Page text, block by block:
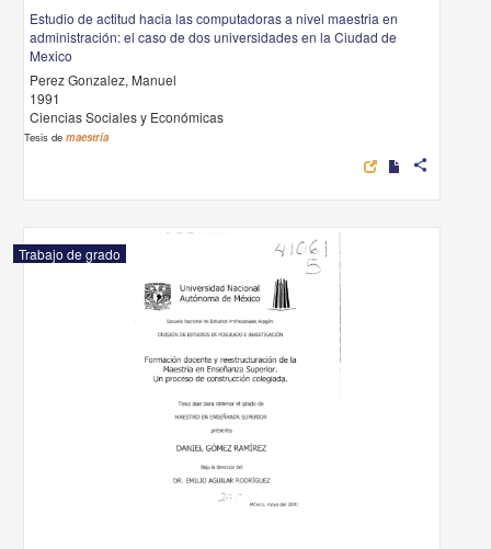
Estudio de actitud hacia las computadoras a nivel maestria en
administración: el caso de dos universidades en la Ciudad de
Mexico
Perez Gonzalez, Manuel
1991
Ciencias Sociales y Económicas
Tesis demaestría
share
Trabajo de grado